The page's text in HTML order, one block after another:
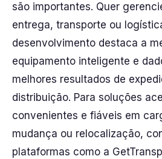
são importantes. Quer
entrega, transporte ou
desenvolvimento destaca a
equipamento inteligente e
melhores resultados de
distribuição. Para soluções
convenientes e fiáveis em
mudança ou relocalização,
plataformas como a